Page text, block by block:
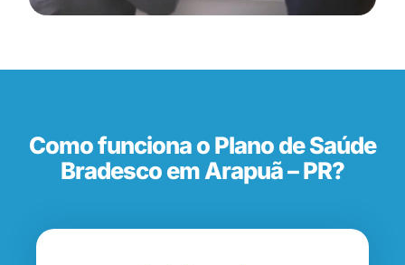
Como funciona o Plano de Saúde
Bradesco em Arapuã – PR?